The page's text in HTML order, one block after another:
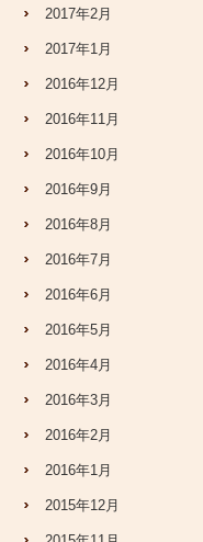
2017年2月
2017年1月
2016年12月
2016年11月
2016年10月
2016年9月
2016年8月
2016年7月
2016年6月
2016年5月
2016年4月
2016年3月
2016年2月
2016年1月
2015年12月